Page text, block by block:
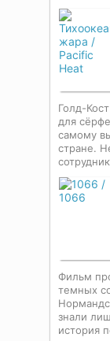
Голд-
для
самому
стране.
Фильм
темных
знали
история